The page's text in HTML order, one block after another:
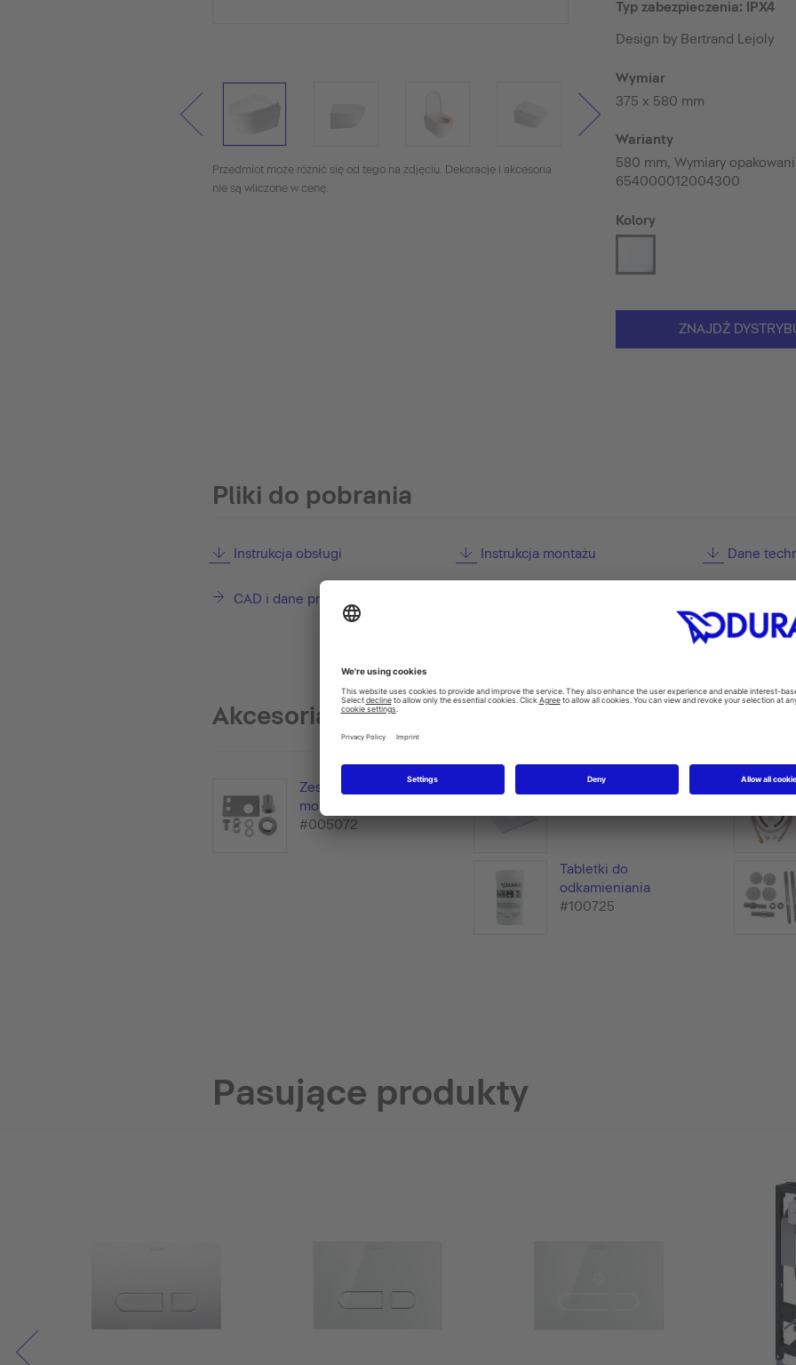
Przedmiot może różnić się od tego na zdjęciu. Dekoracje i akcesoria
nie są wliczone w cenę.
Typ zabezpieczenia: IPX4
Design by Bertrand Lejoly
Wymiar
375 x 580 mm
Warianty
580 mm, Wymiary
654000012004300
Kolory
ZNAJDŹ
Pliki do pobrania
Instrukcja obsługi Instrukcja montażu Dane
CAD i dane projektowe
Akcesoria instalacyjne
Zestaw do wstępnego
montażu
#005072
Zestaw redukujący hałas
Tabletki do
odkamieniania
#100725
Pasujące produkty